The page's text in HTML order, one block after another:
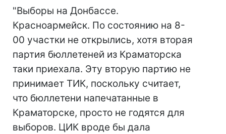
"Выборы на Донбассе.
Красноармейск. По состоянию на 8-
00 участки не открылись, хотя вторая
партия бюллетеней из Краматорска
таки приехала. Эту вторую партию не
принимает ТИК, поскольку считает,
что бюллетени напечатанные в
Краматорске, просто не годятся для
выборов. ЦИК вроде бы дала